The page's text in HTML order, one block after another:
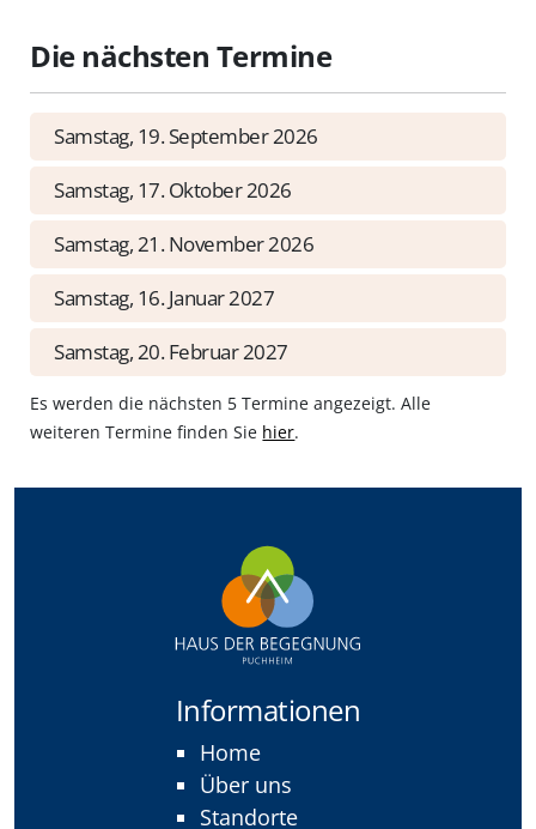
Die nächsten Termine
Samstag, 19. September 2026
Samstag, 17. Oktober 2026
Samstag, 21. November 2026
Samstag, 16. Januar 2027
Samstag, 20. Februar 2027
Es werden die nächsten 5 Termine angezeigt. Alle
weiteren Termine finden Sie hier.
Informationen
Home
Über uns
Standorte